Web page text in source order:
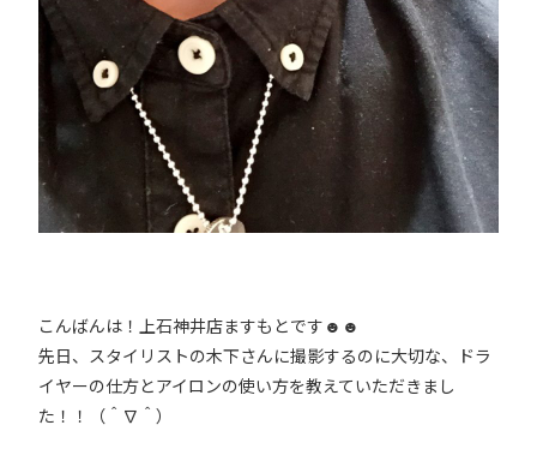
こんばんは！上石神井店ますもとです☻☻
先日、スタイリストの木下さんに撮影するのに大切な、ドラ
イヤーの仕方とアイロンの使い方を教えていただきまし
た！！（＾∇＾）